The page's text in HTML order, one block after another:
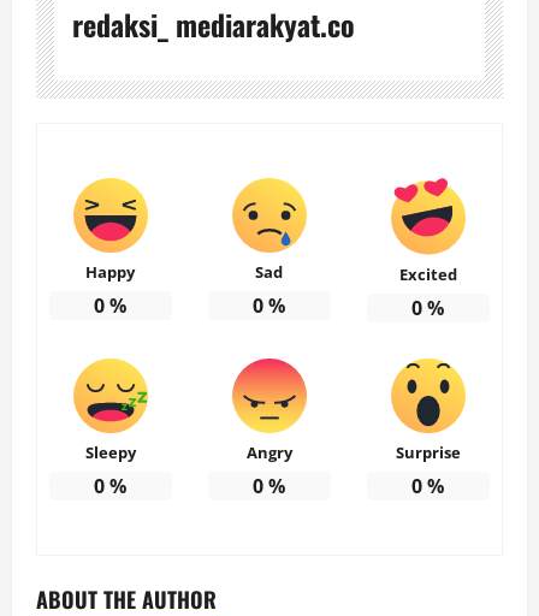
redaksi_ mediarakyat.co
Happy
0%
Sad
0%
Excited
0%
Sleepy
0%
Angry
0%
Surprise
0%
ABOUT THE AUTHOR